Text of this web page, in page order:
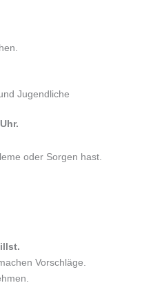
Jugendliche
oder Sorgen hast.
Vorschläge.